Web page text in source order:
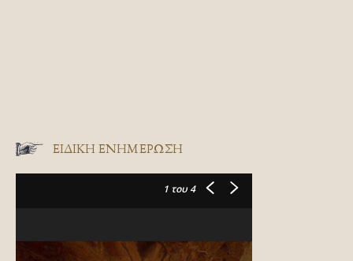
ΕΙΔΙΚΉ ΕΝΗΜΈΡΩΣΗ
1 του 4